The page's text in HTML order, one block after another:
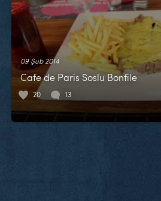
09 Şub 2014
Cafe de Paris Soslu Bonfile
20 13